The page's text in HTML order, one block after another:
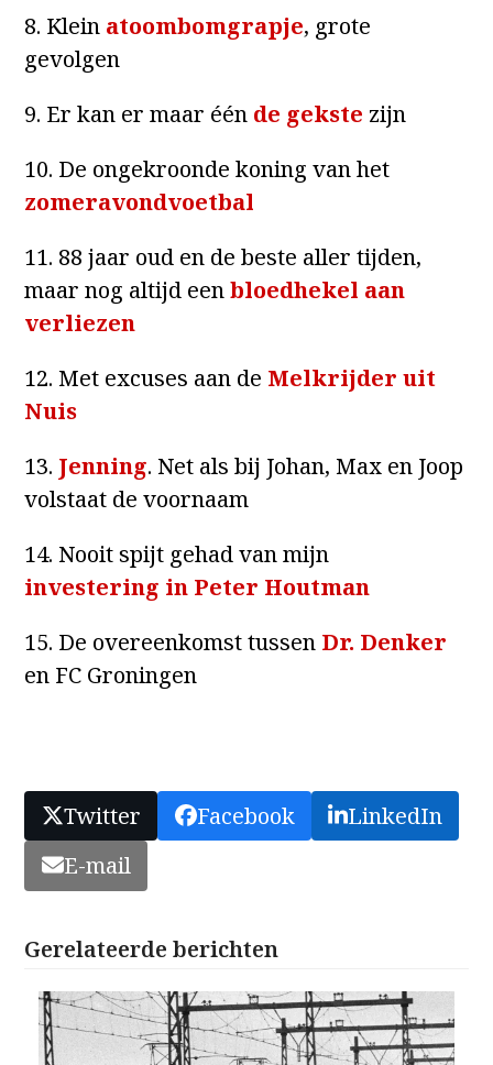
8. Klein atoombomgrapje, grote
gevolgen
9. Er kan er maar één de gekste zijn
10. De ongekroonde koning van het
zomeravondvoetbal
11. 88 jaar oud en de beste aller tijden,
maar nog altijd eenbloedhekel aan
verliezen
12. Met excuses aan de Melkrijder uit
Nuis
13. Jenning. Net als bij Johan, Max en Joop
volstaat de voornaam
14. Nooit spijt gehad van mijn
investering in Peter Houtman
15. De overeenkomst tussen Dr. Denker
en FC Groningen
Twitter Facebook
LinkedIn
E-mail
Gerelateerde berichten